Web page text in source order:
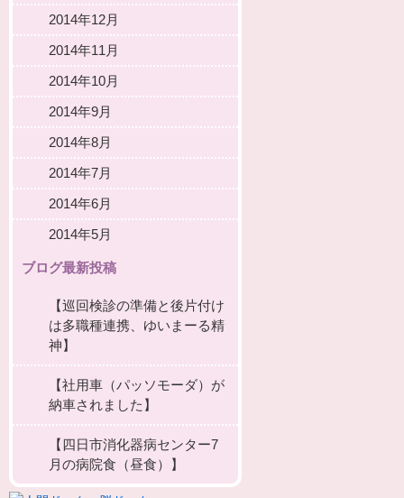
2014年12月
2014年11月
2014年10月
2014年9月
2014年8月
2014年7月
2014年6月
2014年5月
ブログ最新投稿
【巡回検診の準備と後片付け
は多職種連携、ゆいまーる精
神】
【社用車（パッソモーダ）が
納車されました】
【四日市消化器病センター7
月の病院食（昼食）】